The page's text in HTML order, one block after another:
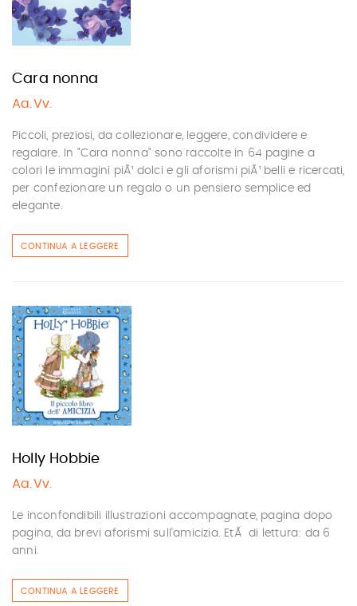
Cara nonna
Aa.Vv.
Piccoli, preziosi, da collezionare, leggere, condividere e
regalare. In "Cara nonna" sono raccolte in 64 pagine a
colori le immagini piÃ¹ dolci e gli aforismi piÃ¹ belli e ricercati,
per confezionare un regalo o un pensiero semplice ed
elegante.
CONTINUA A LEGGERE
Holly Hobbie
Aa.Vv.
Le inconfondibili illustrazioni accompagnate, pagina dopo
pagina, da brevi aforismi sull'amicizia. EtÃ di lettura: da 6
anni.
CONTINUA A LEGGERE